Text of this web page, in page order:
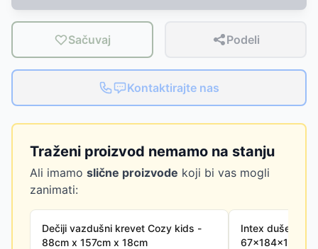
Sačuvaj Podeli
Kontaktirajte nas
Traženi proizvod nemamo na stanju
Ali imamo slične proizvode koji bi vas mogli
zanimati:
Dečiji vazdušni krevet Cozy kids -
88cm x 157cm x 18cm
Intex dušek za
67×184×17 cm